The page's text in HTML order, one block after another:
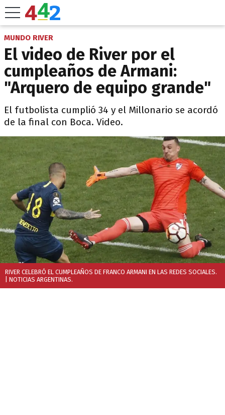
MUNDO RIVER
El video de River por el
cumpleaños de Armani:
"Arquero de equipo grande"
El futbolista cumplió 34 y el Millonario se acordó
de la final con Boca. Video.
RIVER CELEBRÓ EL CUMPLEAÑOS DE FRANCO ARMANI EN LAS REDES SOCIALES.
| NOTICIAS ARGENTINAS.